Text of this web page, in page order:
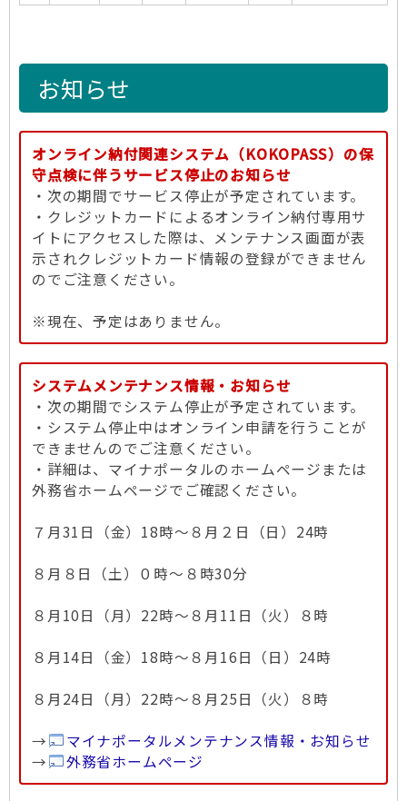
お知らせ
オンライン納付関連システム（KOKOPASS）の保
守点検に伴うサービス停止のお知らせ
・次の期間でサービス停止が予定されています。
・クレジットカードによるオンライン納付専用サ
イトにアクセスした際は、メンテナンス画面が表
示されクレジットカード情報の登録ができません
のでご注意ください。
※現在、予定はありません。
システムメンテナンス情報・お知らせ
・次の期間でシステム停止が予定されています。
・システム停止中はオンライン申請を行うことが
できませんのでご注意ください。
・詳細は、マイナポータルのホームページまたは
外務省ホームページでご確認ください。
７月31日（金）18時～８月２日（日）24時
８月８日（土）０時～８時30分
８月10日（月）22時～８月11日（火）８時
８月14日（金）18時～８月16日（日）24時
８月24日（月）22時～８月25日（火）８時
→
マイナポータルメンテナンス情報・お知らせ
→
外務省ホームページ